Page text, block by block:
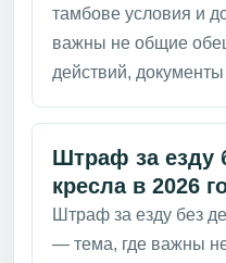
тамбове условия и
важны не общие
действий, документы
Штраф за езду
кресла в 2026
Штраф за езду без
— тема, где важны